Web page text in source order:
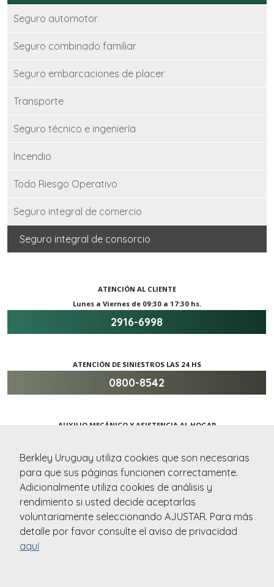
Seguro automotor
Seguro combinado familiar
Seguro embarcaciones de placer
Transporte
Seguro técnico e ingeniería
Incendio
Todo Riesgo Operativo
Seguro integral de comercio
Seguro integral de consorcio
ATENCIÓN AL CLIENTE
Lunes a Viernes de 09:30 a 17:30 hs.
2916-6998
ATENCIÓN DE SINIESTROS LAS 24 HS
0800-8542
AUXILIO MECÁNICO Y ASISTENCIA AL HOGAR
ATENCION DE SINIESTROS DESDE EL EXTERIOR
+59829040658
Berkley Uruguay utiliza cookies que son necesarias
para que sus páginas funcionen correctamente.
Adicionalmente utiliza cookies de análisis y
rendimiento si usted decide aceptarlas
voluntariamente seleccionando AJUSTAR. Para más
detalle por favor consulte el aviso de privacidad
aquí